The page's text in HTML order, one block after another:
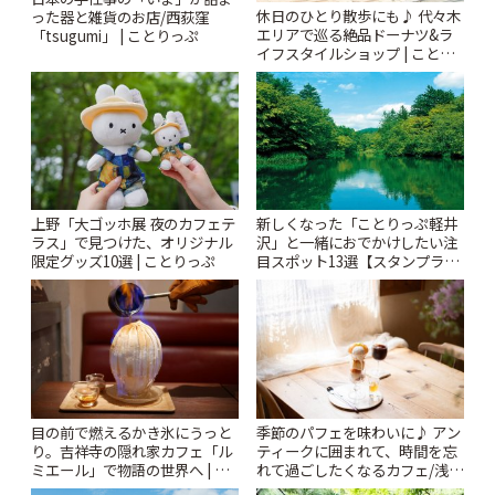
った器と雑貨のお店/西荻窪
「tsugumi」 | ことりっぷ
休日のひとり散歩にも♪ 代々木
エリアで巡る絶品ドーナツ&ラ
イフスタイルショップ | ことり
っぷ
上野「大ゴッホ展 夜のカフェテ
ラス」で見つけた、オリジナル
限定グッズ10選 | ことりっぷ
新しくなった「ことりっぷ軽井
沢」と一緒におでかけしたい注
目スポット13選【スタンプラリ
ー開催中】 | ことりっぷ
目の前で燃えるかき氷にうっと
り。吉祥寺の隠れ家カフェ「ル
ミエール」で物語の世界へ | こ
とりっぷ
季節のパフェを味わいに♪ アン
ティークに囲まれて、時間を忘
れて過ごしたくなるカフェ/浅草
「annorum cafe」 | ことりっぷ